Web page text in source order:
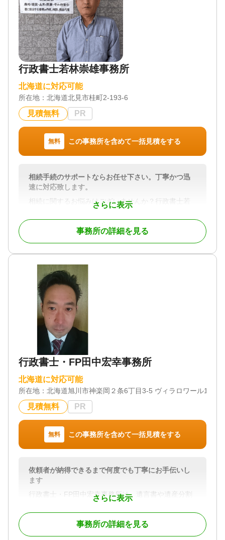
行政書士若林崇雄事務所
北海道に対応可能
所在地： 北海道北見市桂町2-193-6
見積無料 PR
無料 この事務所を含めて一括見積をする
さらに表示
相続手続のサポートならお任せ下さい。丁寧かつ迅
速に対応致します。
相続に関するお悩みはございませんか？行政書士若
林崇雄事務所は北海道北見市で、遺言書や遺産分割
の手続きをわかりやすくサポートしております。
『街の法律家』として、ご依頼者様に寄り添った対
応を大切にしております。お気軽にご相談くださ
い！
対応地域
オホーツク管内
対応業務
遺言書 / 遺産分割 / 相続財産調査 / 相続手続き / 銀行
手続き / 戸籍収集 / 相続人調査
対応体制
訪問可 / 土日相談可 / 初回相談無料 / 18時以降相談可
/ 事務所面談可
事務所の詳細を見る
行政書士・FP田中宏幸事務所
北海道に対応可能
所在地： 北海道旭川市神楽岡２条6丁目3-5 ヴィラロワール103
見積無料 PR
無料 この事務所を含めて一括見積をする
さらに表示
依頼者が納得できるまで何度でも丁寧にお手伝いし
ます
行政書士・FP田中宏幸事務所は、遺言書や遺産分割
協議書などの書類作成から相続税の申告など、相続
に関するさまざまな業務をおこなう事務所です。
相続の際の家族関係や相続人の人数、二世帯住宅に
事務所の詳細を見る